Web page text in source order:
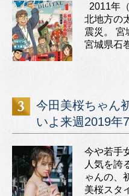
2011年
北地方の
震災。 宮
宮城県石
今田美桜ちゃん
いよ来週2019年
今や若手
人気を誇
ゃんの、
美桜スタ